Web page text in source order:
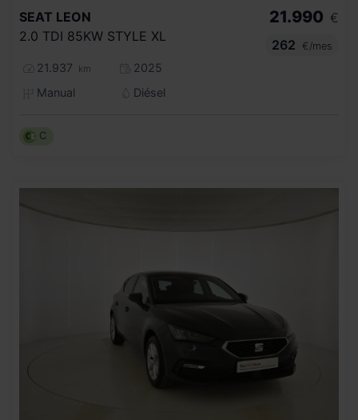
SEAT LEON
2.0 TDI 85KW STYLE XL
21.937 km
2025
Manual
Diésel
21.990 €
262
€/mes
C